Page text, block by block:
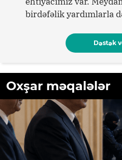
birdəfəlik yardımlarla
Dəstək
Oxşar məqalələr